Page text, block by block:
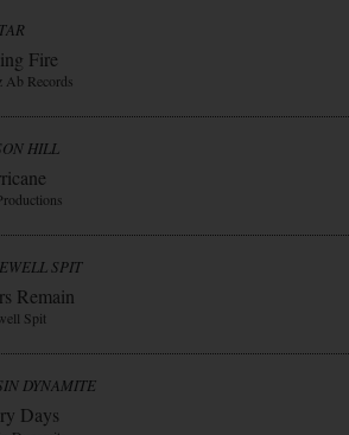
Fire
Ab Records
HILL
SPIT
Remain
Spit
DYNAMITE
Days